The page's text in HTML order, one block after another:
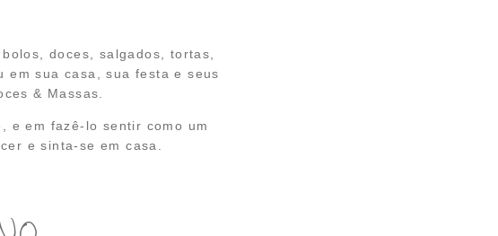
doces, salgados, tortas,
em sua casa, sua festa e seus
& Massas.
e em fazê-lo sentir como um
e sinta-se em casa.